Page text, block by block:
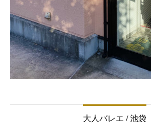
大人バレエ / 池袋